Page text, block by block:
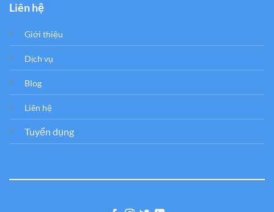
Liên hệ
Giới thiệu
Dịch vụ
Blog
Liên hệ
Tuyển dụng